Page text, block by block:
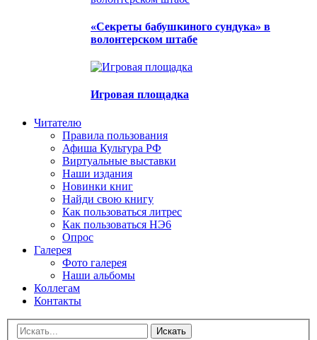
«Секреты бабушкиного сундука» в
волонтерском штабе
Игровая площадка
Читателю
Правила пользования
Афиша Культура РФ
Виртуальные выставки
Наши издания
Новинки книг
Найди свою книгу
Как пользоваться литрес
Как пользоваться НЭ6
Опрос
Галерея
Фото галерея
Наши альбомы
Коллегам
Контакты
Искать